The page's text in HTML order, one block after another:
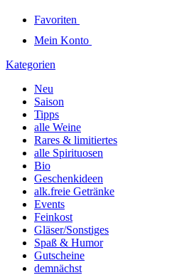
Favoriten
Mein Konto
Kategorien
Neu
Saison
Tipps
alle Weine
Rares & limitiertes
alle Spirituosen
Bio
Geschenkideen
alk.freie Getränke
Events
Feinkost
Gläser/Sonstiges
Spaß & Humor
Gutscheine
demnächst